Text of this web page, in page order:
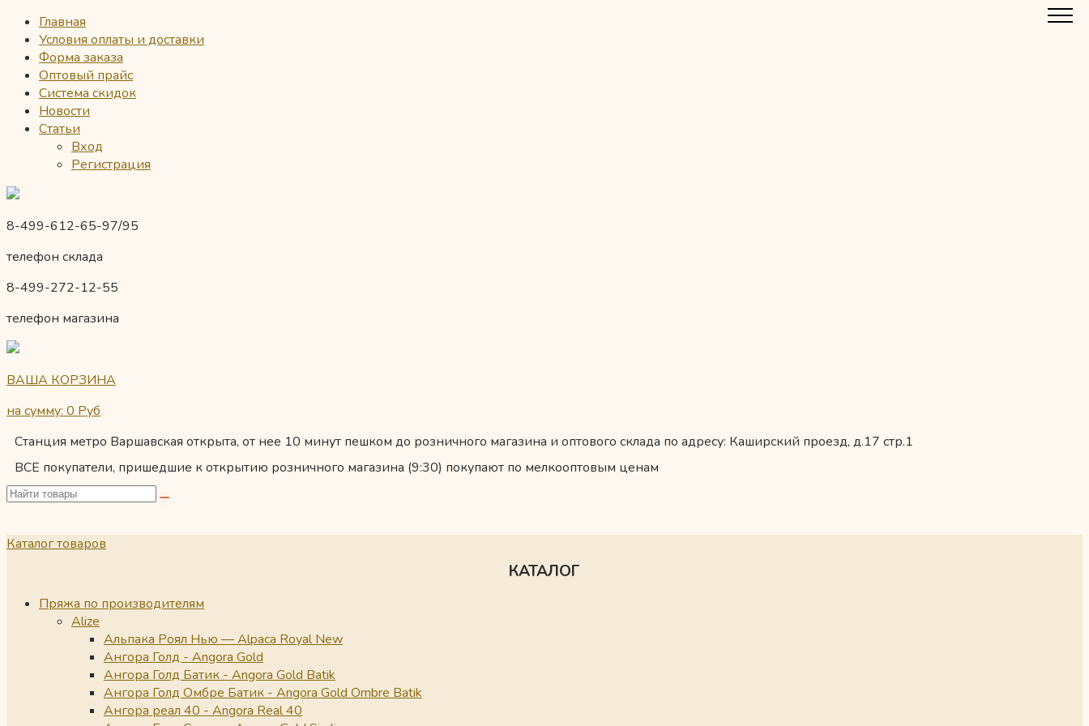
Главная
Условия оплаты и доставки
Форма заказа
Оптовый прайс
Система скидок
Новости
Статьи
Вход
Регистрация
8-499-612-65-97/95
телефон склада
8-499-272-12-55
телефон магазина
ВАША КОРЗИНА
на сумму: 0 Руб
Станция метро Варшавская открыта, от нее 10 минут пешком до розничного магазина и оптового склада по адресу: Каширский проезд, д.17 стр.1
ВСЕ покупатели, пришедшие к открытию розничного магазина (9:30) покупают по мелкооптовым ценам
Каталог товаров
КАТАЛОГ
Пряжа по производителям
Alize
Альпака Роял Нью — Alpaca Royal New
Ангора Голд - Angora Gold
Ангора Голд Батик - Angora Gold Batik
Ангора Голд Омбре Батик - Angora Gold Ombre Batik
Ангора реал 40 - Angora Real 40